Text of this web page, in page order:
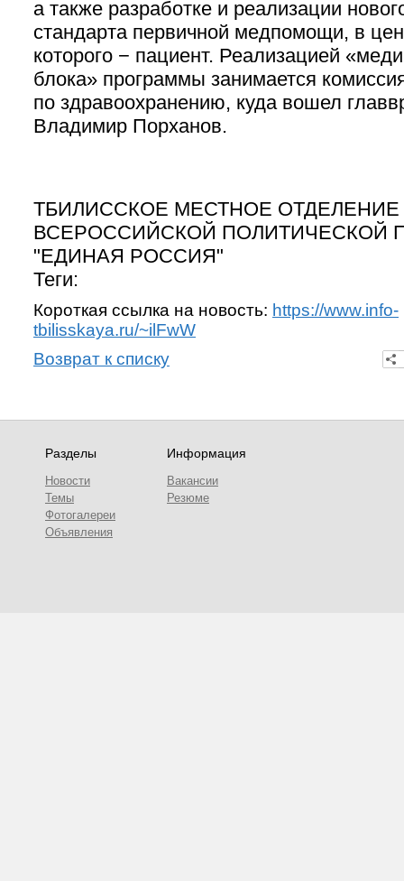
а также разработке и реализации
стандарта первичной медпомощи, в
которого − пациент. Реализацией
блока» программы занимается
по здравоохранению, куда вошел
Владимир Порханов.
ТБИЛИССКОЕ МЕСТНОЕ ОТДЕЛЕНИЕ
ВСЕРОССИЙСКОЙ ПОЛИТИЧЕСКОЙ
"ЕДИНАЯ РОССИЯ"
Теги:
Короткая ссылка на новость: https://www.info-
tbilisskaya.ru/~ilFwW
Возврат к списку
Разделы
Новости
Темы
Фотогалереи
Объявления
Информация
Вакансии
Резюме